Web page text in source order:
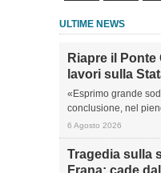
ULTIME NEWS
Riapre il
lavori sulla
«Esprimo grande
conclusione, nel
6 Agosto 2026
Tragedia sulla
Frana: cade